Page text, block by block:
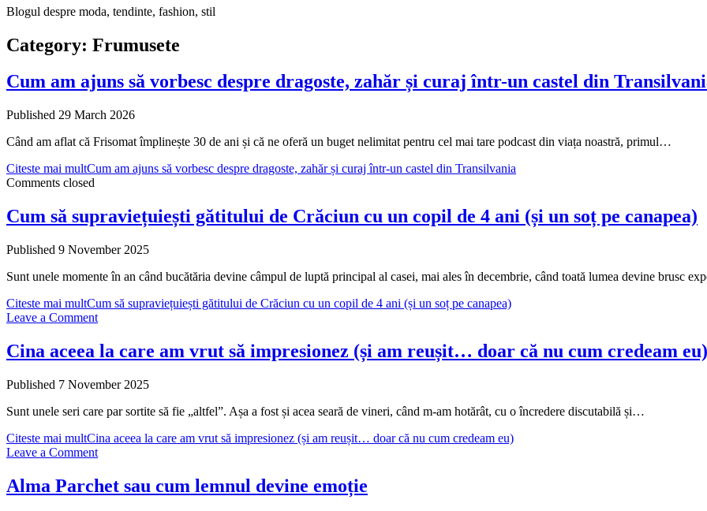
Blogul despre moda, tendinte, fashion, stil
Category: Frumusete
Cum am ajuns să vorbesc despre dragoste, zahăr și curaj într-un castel din
Published 29 March 2026
Când am aflat că Frisomat împlinește 30 de ani și că ne oferă un buget nelimitat pentru cel mai tare podcast din viața noastră, primul…
Citeste mai multCum am ajuns să vorbesc despre dragoste, zahăr și curaj într-un castel din Transilvania
Comments closed
Cum să supraviețuiești gătitului de Crăciun cu un copil de 4 ani (și un soț pe canapea)
Published 9 November 2025
Sunt unele momente în an când bucătăria devine câmpul de luptă principal al casei, mai ales în decembrie, când toată lumea devine brusc
Citeste mai multCum să supraviețuiești gătitului de Crăciun cu un copil de 4 ani (și un soț pe canapea)
Leave a Comment
Cina aceea la care am vrut să impresionez (și am reușit… doar că nu cum credeam eu)
Published 7 November 2025
Sunt unele seri care par sortite să fie „altfel”. Așa a fost și acea seară de vineri, când m-am hotărât, cu o încredere discutabilă și…
Citeste mai multCina aceea la care am vrut să impresionez (și am reușit… doar că nu cum credeam eu)
Leave a Comment
Alma Parchet sau cum lemnul devine emoție